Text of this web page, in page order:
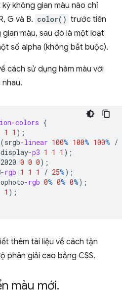
không gian màu nào chỉ
G và B. color() trước tiên
màu, sau đó là một loạt
số alpha (không bắt buộc).
cách sử dụng hàm màu với
colors {
1 1 );
(srgb-linear 100% 100% 100% /
display-p3 1 1 1 );
0 0 0);
-rgb 1 1 1 / 25%);
-rgb 0% 0% 0%);
1 );
thêm tài liệu về cách tận
phân giải cao bằng CSS.
màu mới.